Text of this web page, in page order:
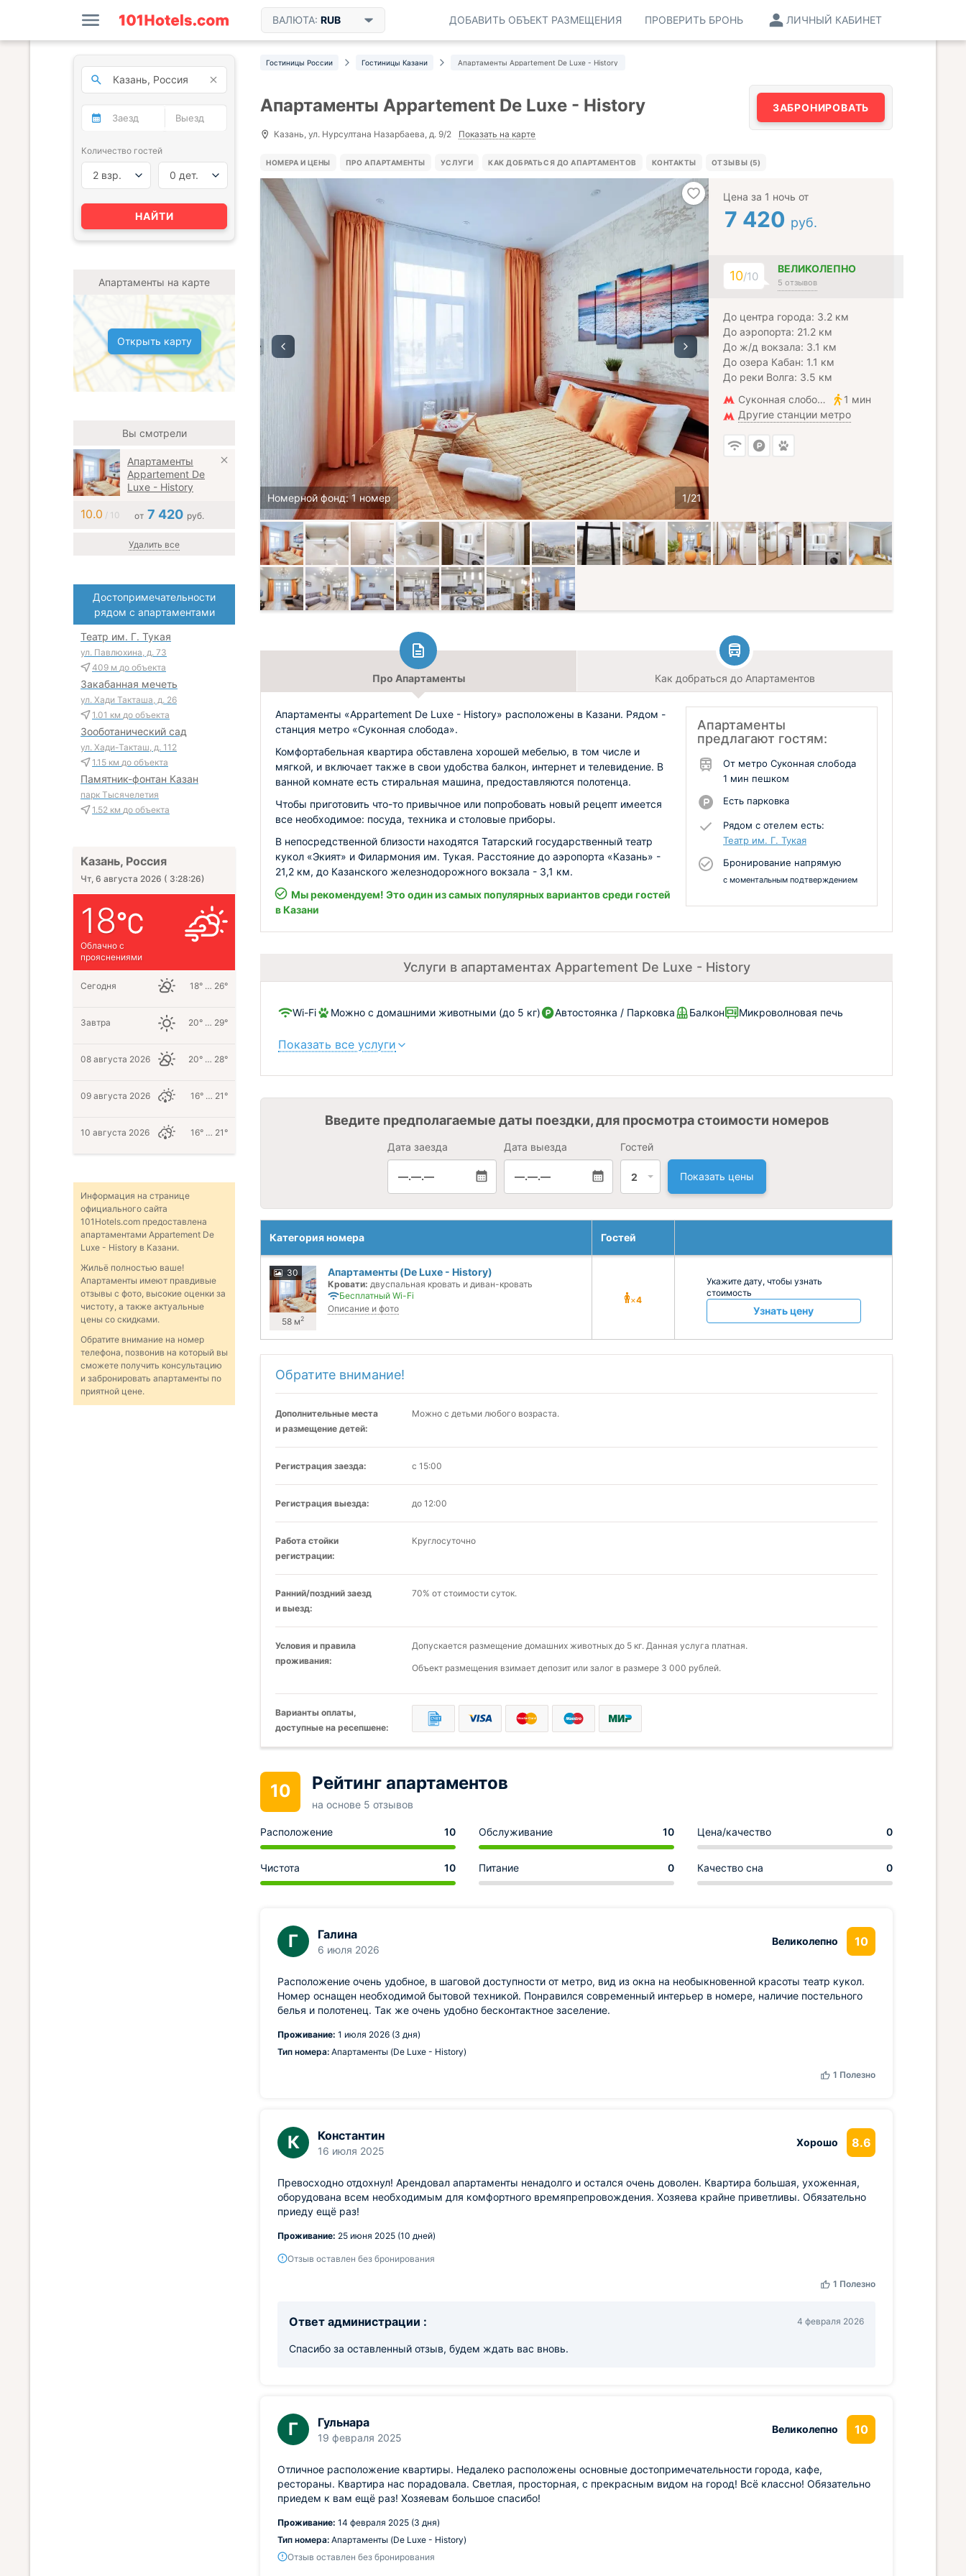
ВАЛЮТА: RUB ЛИЧНЫЙ КАБИНЕТ
ПРОВЕРИТЬ БРОНЬ
ДОБАВИТЬ ОБЪЕКТ РАЗМЕЩЕНИЯ
Гостиницы России Гостиницы Казани Апартаменты Appartement De Luxe - History
Апартаменты Appartement De Luxe - History
Казань, ул. Нурсултана Назарбаева, д. 9/2 Показать на карте
ЗАБРОНИРОВАТЬ
НОМЕРА И ЦЕНЫ ПРО АПАРТАМЕНТЫ УСЛУГИ КАК ДОБРАТЬСЯ ДО АПАРТАМЕНТОВ КОНТАКТЫ ОТЗЫВЫ (5)
Номерной фонд: 1 номер
Цена за 1 ночь от
7 420 руб.
10/10
ВЕЛИКОЛЕПНО
5 отзывов
До центра города: 3.2 км
До аэропорта: 21.2 км
До ж/д вокзала: 3.1 км
До озера Кабан: 1.1 км
До реки Волга: 3.5 км
Суконная слобода
1 мин
Другие станции метро
Про Апартаменты Как добраться до Апартаментов
Апартаменты
предлагают гостям:
От метро Суконная слобода
1 мин пешком
Есть парковка
Рядом с отелем есть:
Театр им. Г. Тукая
Бронирование напрямую
с моментальным подтверждением
Апартаменты «Appartement De Luxe - History» расположены в Казани. Рядом -
станция метро «Суконная слобода».
Комфортабельная квартира обставлена хорошей мебелью, в том числе и
мягкой, и включает также в свои удобства балкон, интернет и телевидение. В
ванной комнате есть стиральная машина, предоставляются полотенца.
Чтобы приготовить что-то привычное или попробовать новый рецепт имеется
все необходимое: посуда, техника и столовые приборы.
В непосредственной близости находятся Татарский государственный театр
кукол «Экият» и Филармония им. Тукая. Расстояние до аэропорта «Казань» -
21,2 км, до Казанского железнодорожного вокзала - 3,1 км.
Мы рекомендуем! Это один из самых популярных вариантов среди гостей
в Казани
Услуги в апартаментах Appartement De Luxe - History
Wi-Fi Можно с домашними животными (до 5 кг) Автостоянка / Парковка Балкон Микроволновая печь
Показать все услуги
Введите предполагаемые даты поездки, для просмотра стоимости номеров
Дата заезда
—.—.—
Дата выезда
—.—.—
Гостей
2 Показать цены
Категория номера Гостей
30
58 м2
Апартаменты (De Luxe - History)
Кровати: двуспальная кровать и диван-кровать
Бесплатный Wi-Fi
Описание и фото
×4
Укажите дату, чтобы узнать
стоимость
Узнать цену
Обратите внимание!
Дополнительные места
и размещение детей:
Можно с детьми любого возраста.
Регистрация заезда: с 15:00
Регистрация выезда: до 12:00
Работа стойки
регистрации:
Круглосуточно
Ранний/поздний заезд
и выезд:
70% от стоимости суток.
Условия и правила
проживания:
Допускается размещение домашних животных до 5 кг. Данная услуга платная.
Объект размещения взимает депозит или залог в размере 3 000 рублей.
Варианты оплаты,
доступные на ресепшене:
10 Рейтинг апартаментов
на основе 5 отзывов
Расположение 10 Обслуживание 10 Цена/качество 0
Чистота 10 Питание 0 Качество сна 0
Г Галина
6 июля 2026
Великолепно 10
Расположение очень удобное, в шаговой доступности от метро, вид из окна на необыкновенной красоты театр кукол.
Номер оснащен необходимой бытовой техникой. Понравился современный интерьер в номере, наличие постельного
белья и полотенец. Так же очень удобно бесконтактное заселение.
Проживание: 1 июля 2026 (3 дня)
Тип номера: Апартаменты (De Luxe - History)
1 Полезно
К Константин
16 июля 2025
Хорошо 8.6
Превосходно отдохнул! Арендовал апартаменты ненадолго и остался очень доволен. Квартира большая, ухоженная,
оборудована всем необходимым для комфортного времяпрепровождения. Хозяева крайне приветливы. Обязательно
приеду ещё раз!
Проживание: 25 июня 2025 (10 дней)
Отзыв оставлен без бронирования
1 Полезно
Ответ администрации : 4 февраля 2026
Спасибо за оставленный отзыв, будем ждать вас вновь.
Г Гульнара
19 февраля 2025
Великолепно 10
Отличное расположение квартиры. Недалеко расположены основные достопримечательности города, кафе,
рестораны. Квартира нас порадовала. Светлая, просторная, с прекрасным видом на город! Всё классно! Обязательно
приедем к вам ещё раз! Хозяевам большое спасибо!
Проживание: 14 февраля 2025 (3 дня)
Тип номера: Апартаменты (De Luxe - History)
Отзыв оставлен без бронирования
Количество гостей
2 взр. 0 дет.
НАЙТИ
Апартаменты на карте
Открыть карту
Вы смотрели
Апартаменты
Appartement De
Luxe - History
10.0 / 10 от 7 420 руб.
Удалить все
Достопримечательности
рядом с апартаментами
Театр им. Г. Тукая
ул. Павлюхина, д. 73
409 м до объекта
Закабанная мечеть
ул. Хади Такташа, д. 26
1.01 км до объекта
Зооботанический сад
ул. Хади-Такташ, д. 112
1.15 км до объекта
Памятник-фонтан Казан
парк Тысячелетия
1.52 км до объекта
Казань, Россия
Чт, 6 августа 2026 ( 3:28:27)
18
Облачно с
прояснениями
Сегодня 18° … 26°
Завтра 20° … 29°
08 августа 2026 20° … 28°
09 августа 2026 16° … 21°
10 августа 2026 16° … 21°
Информация на странице
официального сайта
101Hotels.com предоставлена
апартаментами Appartement De
Luxe - History в Казани.
Жильё полностью ваше!
Апартаменты имеют правдивые
отзывы с фото, высокие оценки за
чистоту, а также актуальные
цены со скидками.
Обратите внимание на номер
телефона, позвонив на который вы
сможете получить консультацию
и забронировать апартаменты по
приятной цене.